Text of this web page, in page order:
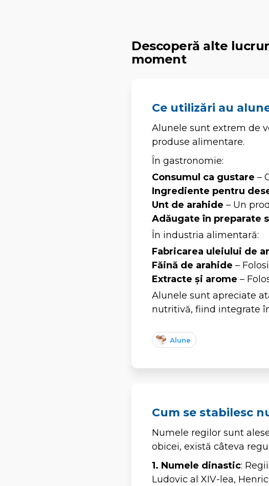
Descoperă alte
moment
Ce utilizări au
Alunele sunt extrem de
produse alimentare.
În gastronomie:
Consumul ca gustare –
Ingrediente pentru
Unt de arahide – Un
Adăugate în preparate
În industria alimentară:
Fabricarea uleiului de
Făină de arahide –
Extracte și arome –
Alunele sunt apreciate
nutritivă, fiind integrate
Alune
Cum se stabilesc
Numele regilor sunt
obicei, există câteva
1. Numele dinastic:
Ludovic al XIV-lea,